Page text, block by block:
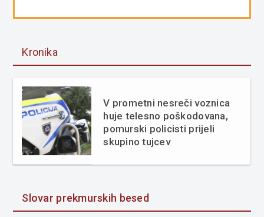
Kronika
V prometni nesreči voznica
huje telesno poškodovana,
pomurski policisti prijeli
skupino tujcev
Slovar prekmurskih besed